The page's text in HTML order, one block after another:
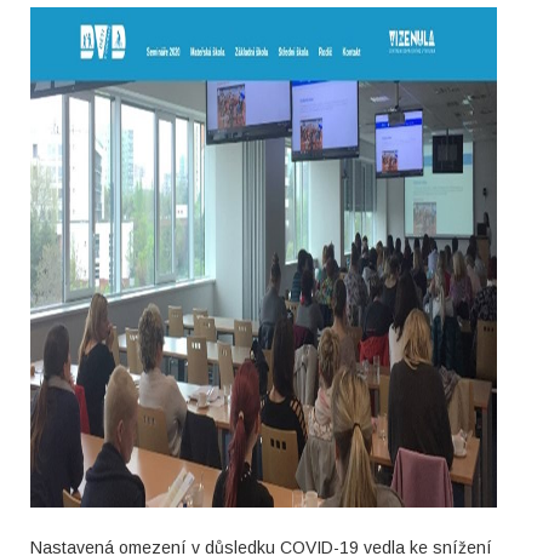
Nastavená omezení v důsledku COVID-19 vedla ke snížení